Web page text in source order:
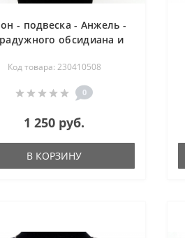
- подвеска - Анжель -
обсидиана и
Код товара: 230410508
0
1 250 руб.
В КОРЗИНУ